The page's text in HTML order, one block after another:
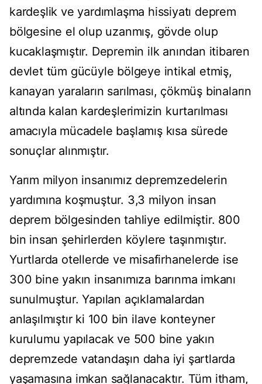
kardeşlik ve yardımlaşma hissiyatı deprem
bölgesine el olup uzanmış, gövde olup
kucaklaşmıştır. Depremin ilk anından itibaren
devlet tüm gücüyle bölgeye intikal etmiş,
kanayan yaraların sarılması, çökmüş binaların
altında kalan kardeşlerimizin kurtarılması
amacıyla mücadele başlamış kısa sürede
sonuçlar alınmıştır.
Yarım milyon insanımız depremzedelerin
yardımına koşmuştur. 3,3 milyon insan
deprem bölgesinden tahliye edilmiştir. 800
bin insan şehirlerden köylere taşınmıştır.
Yurtlarda otellerde ve misafirhanelerde ise
300 bine yakın insanımıza barınma imkanı
sunulmuştur. Yapılan açıklamalardan
anlaşılmıştır ki 100 bin ilave konteyner
kurulumu yapılacak ve 500 bine yakın
depremzede vatandaşın daha iyi şartlarda
yaşamasına imkan sağlanacaktır. Tüm itham,